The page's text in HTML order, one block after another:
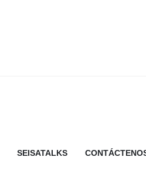
SEISATALKS